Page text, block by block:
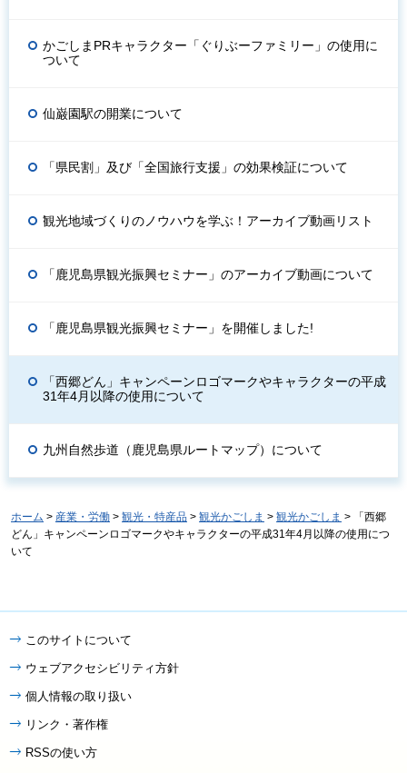
かごしまPRキャラクター「ぐりぶーファミリー」の使用に
ついて
仙巌園駅の開業について
「県民割」及び「全国旅行支援」の効果検証について
観光地域づくりのノウハウを学ぶ！アーカイブ動画リスト
「鹿児島県観光振興セミナー」のアーカイブ動画について
「鹿児島県観光振興セミナー」を開催しました!
「西郷どん」キャンペーンロゴマークやキャラクターの平成
31年4月以降の使用について
九州自然歩道（鹿児島県ルートマップ）について
ホーム > 産業・労働 > 観光・特産品 > 観光かごしま > 観光かごしま > 「西郷
どん」キャンペーンロゴマークやキャラクターの平成31年4月以降の使用につ
いて
このサイトについて
ウェブアクセシビリティ方針
個人情報の取り扱い
リンク・著作権
RSSの使い方